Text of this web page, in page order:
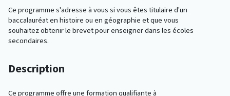
Ce programme s'adresse à vous si vous êtes titulaire d'un
baccalauréat en histoire ou en géographie et que vous
souhaitez obtenir le brevet pour enseigner dans les écoles
secondaires.
Description
Ce programme offre une formation qualifiante à